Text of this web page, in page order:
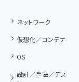
ネットワーク
仮想化／コンテナ
OS
設計／手法／テス